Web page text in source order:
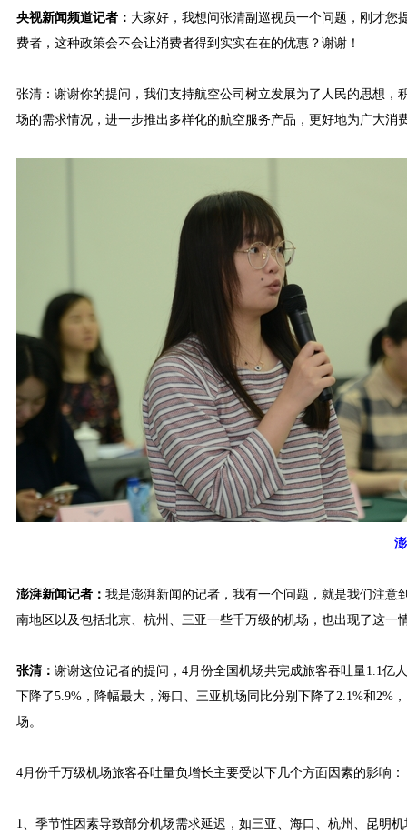
央视新闻频道记者： 大家好，我想问张清副巡视员一个问题，刚才您
费者，这种政策会不会让消费者得到实实在在的优惠？谢谢！
张清：谢谢你的提问，我们支持航空公司树立发展为了人民的思想
场的需求情况，进一步推出多样化的航空服务产品，更好地为广大
澎湃新闻记者： 我是澎湃新闻的记者，我有一个问题，就是我们注意
南地区以及包括北京、杭州、三亚一些千万级的机场，也出现了这
张清： 谢谢这位记者的提问，4月份全国机场共完成旅客吞吐量1.1亿
下降了5.9%，降幅最大，海口、三亚机场同比分别下降了2.1%和
场。
4月份千万级机场旅客吞吐量负增长主要受以下几个方面因素的影响：
1、季节性因素导致部分机场需求延迟，如三亚、海口、杭州、昆明